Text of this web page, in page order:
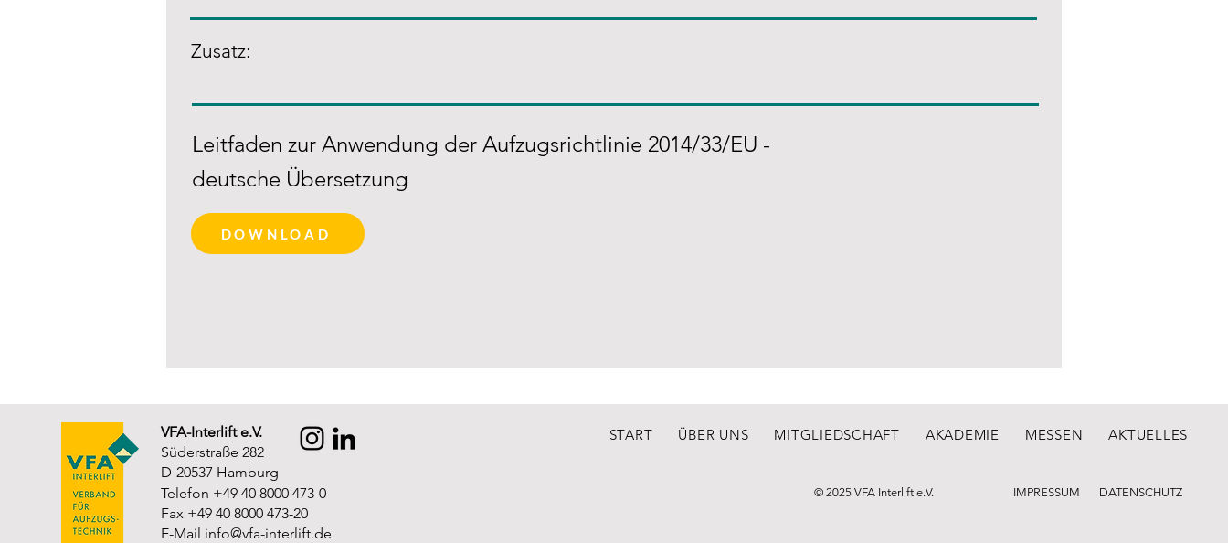
Zusatz:
Leitfaden zur Anwendung der Aufzugsrichtlinie 2014/33/EU -
deutsche Übersetzung
DOWNLOAD
VFA-Interlift e.V.
Süderstraße 282
D-20537 Hamburg
Telefon +49 40 8000 473-0
Fax +49 40 8000 473-20
E-Mail info@vfa-interlift.de
START ÜBER UNS MITGLIEDSCHAFT AKADEMIE MESSEN AKTUELLES
© 2025 VFA Interlift e.V. IMPRESSUM DATENSCHUTZ